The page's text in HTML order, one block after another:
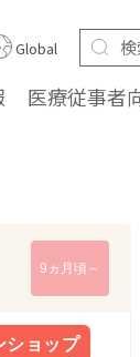
医療従事者
Global
9ヵ月頃～
ショップ